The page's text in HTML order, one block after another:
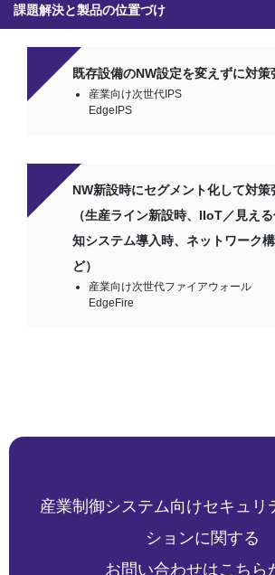
課題解決と製品の位置づけ
既存設備のNW設定を変えずに対策
産業向け次世代IPS
EdgeIPS
NW新設時にセグメント化して対策
（生産ライン新設時、IIoT／見え
知システム導入時、ネットワーク
ど）
産業向け次世代ファイアウォール
EdgeFire
産業制御システム向けセキュリ
ションに関する
お問い合わせはこちら